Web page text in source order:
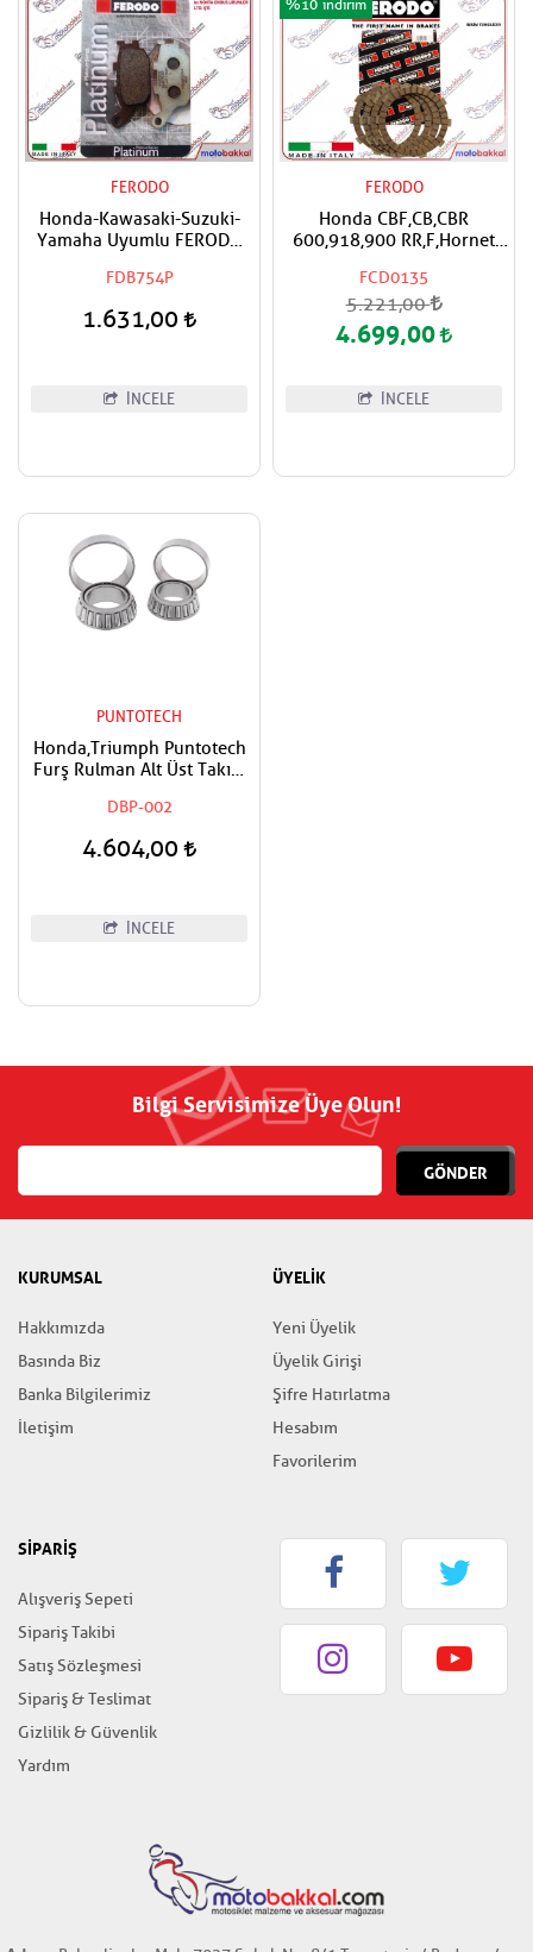
FERODO
Honda-Kawasaki-Suzuki-
Yamaha Uyumlu FERODO
FDB754P
1.631,00
İNCELE
FERODO
Honda CBF,CB,CBR
600,918,900 RR,F,Hornet
Takımı
FCD0135
%10
5.221,00
4.699,00
İNCELE
PUNTOTECH
Honda,Triumph Puntotech
Furş Rulman Alt Üst Takım
DBP-002
4.604,00
İNCELE
Bilgi Servisimize Üye Olun!
GÖNDER
KURUMSAL
Hakkımızda
Basında Biz
Banka Bilgilerimiz
İletişim
ÜYELİK
Yeni Üyelik
Üyelik Girişi
Şifre Hatırlatma
Hesabım
Favorilerim
SİPARİŞ
Alışveriş Sepeti
Sipariş Takibi
Satış Sözleşmesi
Sipariş & Teslimat
Gizlilik & Güvenlik
Yardım